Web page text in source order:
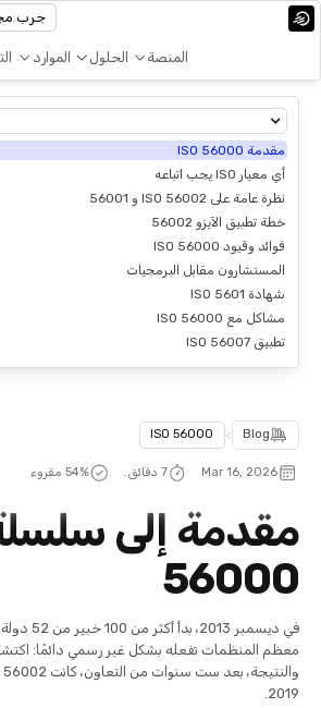
المنصة الحلول الموارد
جرب
مقدمة ISO 56000
أي معيار ISO يجب اتباعه
نظرة عامة على ISO 56002 و 56001
خطة تطبيق الآيزو 56002
فوائد وقيود ISO 56000
المستشارون مقابل البرمجيات
شهادة ISO 5601
مشاكل مع ISO 56000
تطبيق ISO 56007
Blog
>
ISO 56000
Mar 16, 2026 7 دقائق. 55% مقروء
56000
في ديسمبر
معظم المنظمات تفعله بشكل غير رسمي دائمًا: اكتشاف
2019.